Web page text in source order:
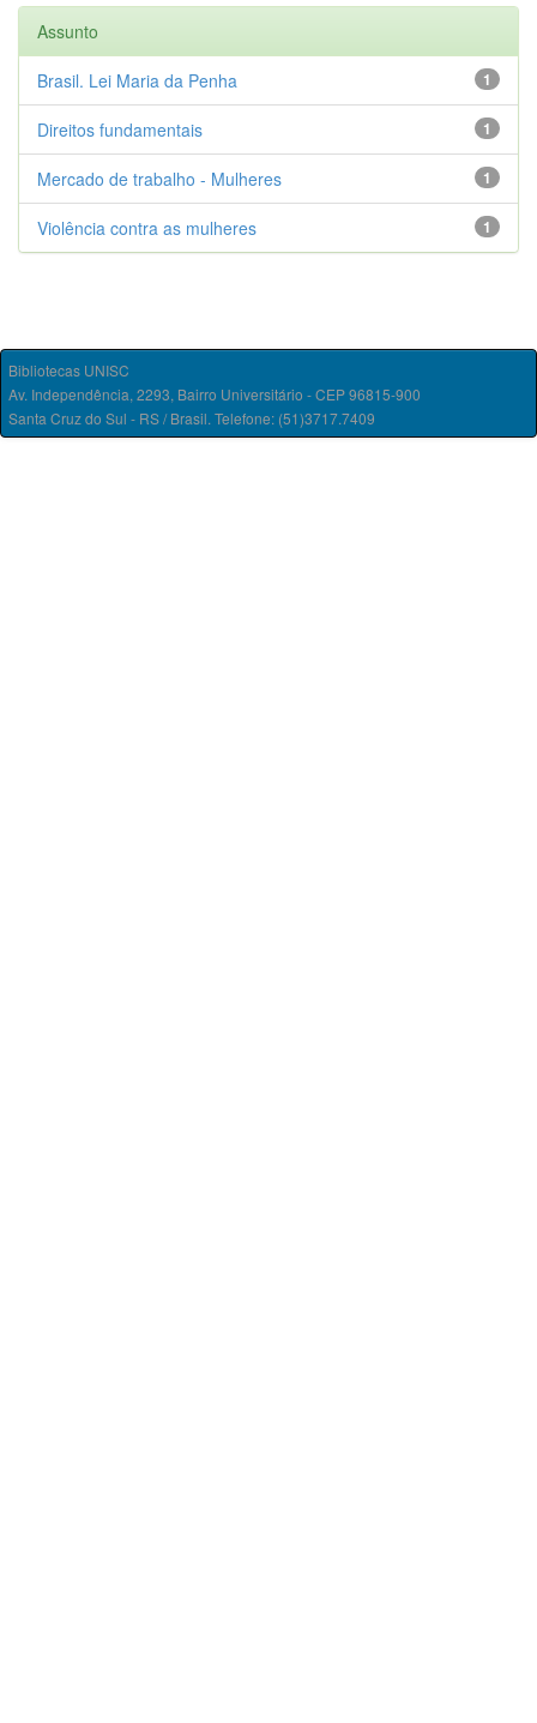
Assunto
1
Brasil. Lei Maria da Penha
1
Direitos fundamentais
1
Mercado de trabalho - Mulheres
1
Violência contra as mulheres
Bibliotecas UNISC
Av. Independência, 2293, Bairro Universitário - CEP 96815-900
Santa Cruz do Sul - RS / Brasil. Telefone: (51)3717.7409